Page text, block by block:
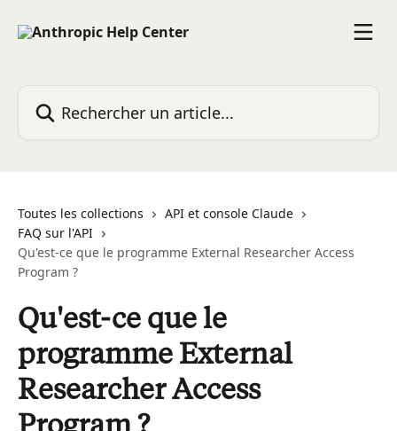
Toutes les collections
API et console Claude
FAQ sur l'API
Qu'est-ce que le programme External Researcher Access
Program ?
Qu'est-ce que le
programme External
Researcher Access